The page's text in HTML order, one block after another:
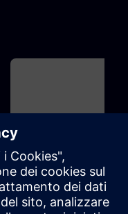
Base
SINAMICS S120 -
principles and overview